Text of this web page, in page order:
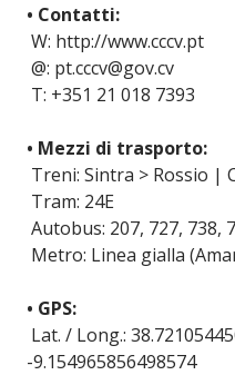
• Contatti:
W: http://www.cccv.pt
@: pt.cccv@gov.cv
T: +351 21 018 7393
• Mezzi di trasporto:
Treni: Sintra > Rossio |
Tram: 24E
Autobus: 207, 727, 738,
Metro: Linea gialla
• GPS:
Lat. / Long.:
-9.154965856498574